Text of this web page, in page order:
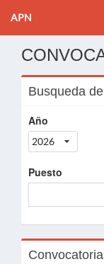
APN
Busqueda
Año
2026
Puesto